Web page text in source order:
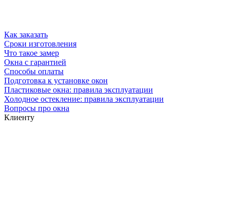
Как заказать
Сроки изготовления
Что такое замер
Окна с гарантией
Способы оплаты
Подготовка к установке окон
Пластиковые окна: правила эксплуатации
Холодное остекление: правила эксплуатации
Вопросы про окна
Клиенту